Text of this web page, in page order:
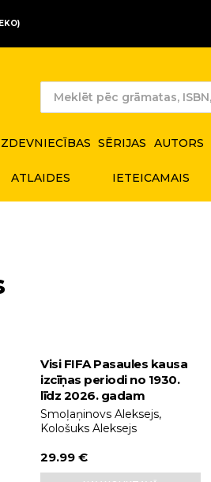
SĒRIJAS AUTORS
ATLAIDES IETEICAMAIS
Visi FIFA Pasaules kausa
izcīņas periodi no 1930.
līdz 2026. gadam
Smoļaņinovs Aleksejs,
Kološuks Aleksejs
29.99 €